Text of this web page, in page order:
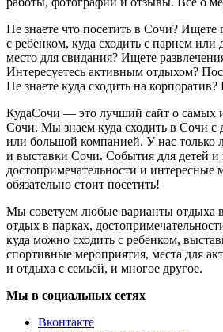
Не знаете что посетить в Сочи? Ищете
с ребенком, куда сходить с парнем
место для свидания? Ищете
Интересуетесь активным отдыхом?
Не знаете куда сходить на
КудаСочи — это лучший сайт о самых
Сочи. Мы знаем куда сходить в Сочи с
или большой компанией. У нас только
и выставки Сочи. События для детей
достопримечательности и интересные
обязательно стоит посетить!
Мы советуем любые варианты отдыха
отдых в парках,
куда можно сходить с ребенком,
спортивные мероприятия, места для
и отдыха с семьей, и многое другое.
Мы в социальных сетях
Вконтакте